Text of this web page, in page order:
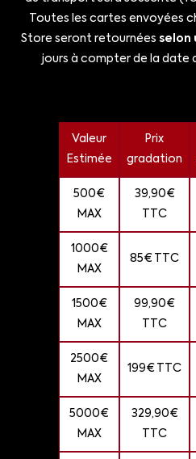
Toutes les cartes envoyées
Store seront retournées selon
jours à compter de la date
Valeur
Estimée
Prix
gradation
500€
MAX
39,90€
TTC
1000€
MAX
85€ TTC
1500€
MAX
99,90€
TTC
2500€
MAX
199€ TTC
5000€
MAX
329,90€
TTC